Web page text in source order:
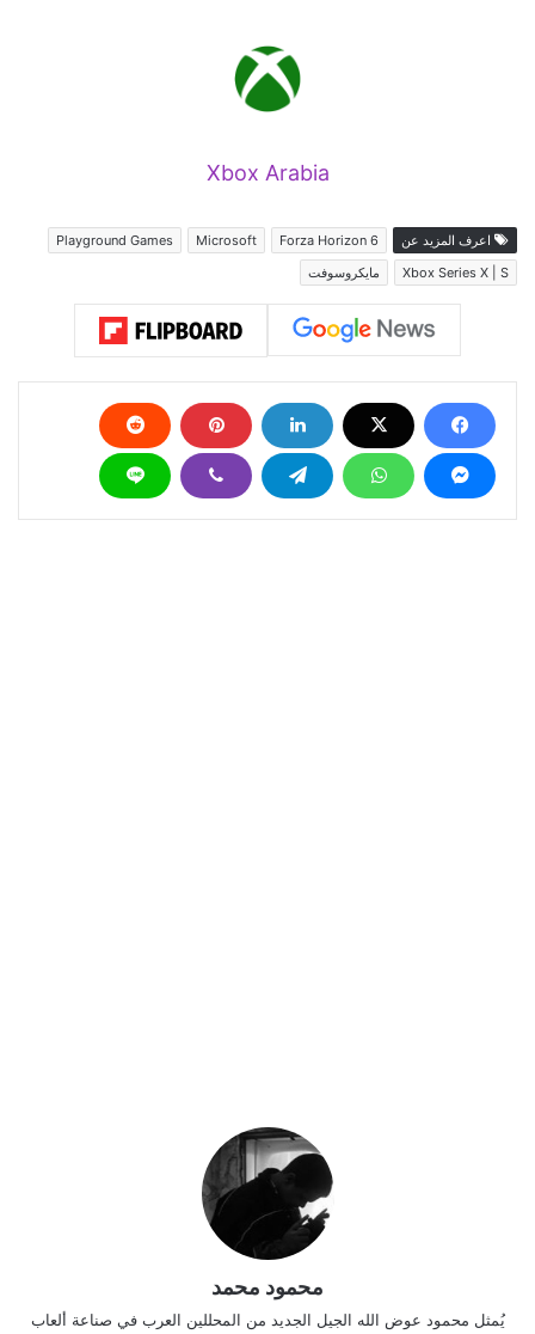
Xbox Arabia
اعرف المزيد عن Forza Horizon 6
Microsoft
Playground Games
Xbox Series X | S
مايكروسوفت
محمود محمد
يُمثل محمود عوض الله الجيل الجديد من المحللين العرب في صناعة ألعاب